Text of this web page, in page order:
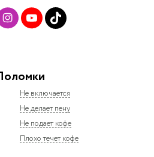
Не включается
Не делает пену
Не подает кофе
Плохо течет кофе